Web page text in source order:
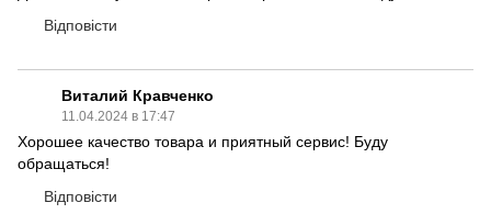
Відповісти
Виталий Кравченко
11.04.2024 в 17:47
Хорошее качество товара и приятный сервис! Буду
обращаться!
Відповісти